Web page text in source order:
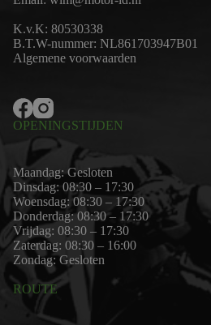
K.v.K: 80530338
B.T.W-nummer: NL861703947B01
Algemene voorwaarden
OPENINGSTIJDEN
Maandag: Gesloten
Dinsdag: 08:30 – 17:30
Woensdag: 08:30 – 17:30
Donderdag: 08:30 – 17:30
Vrijdag: 08:30 – 17:30
Zaterdag: 08:30 – 16:00
Zondag: Gesloten
ROUTE